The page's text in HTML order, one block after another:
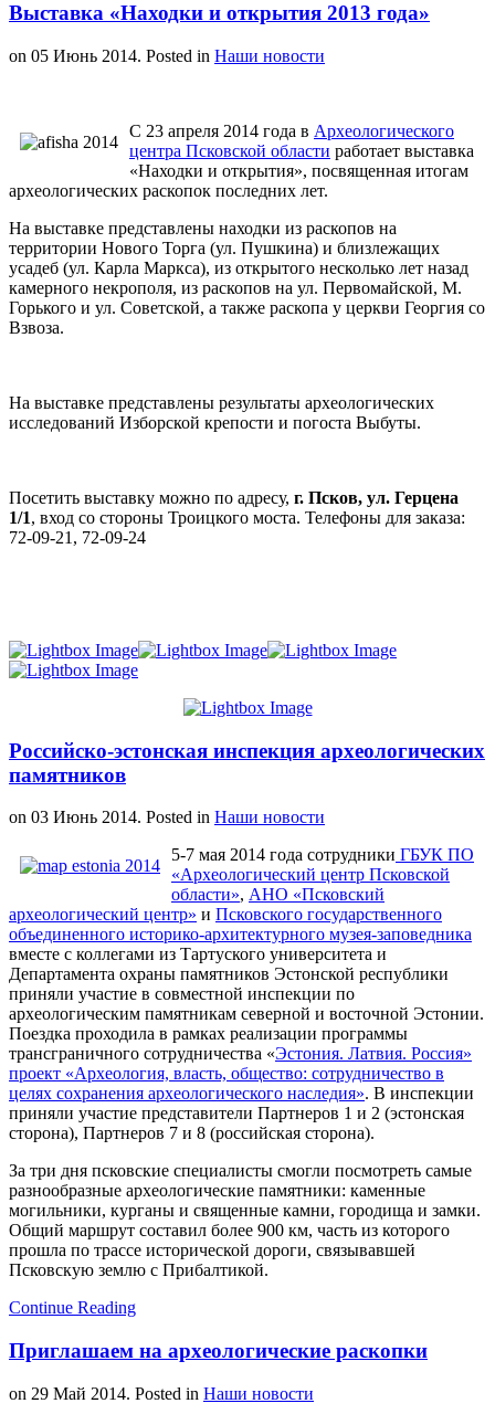
Выставка «Находки и открытия 2013 года»
on 05 Июнь 2014. Posted in Наши новости
С 23 апреля 2014 года в Археологического
центра Псковской области работает выставка
«Находки и открытия», посвященная итогам
археологических раскопок последних лет.
На выставке представлены находки из раскопов на
территории Нового Торга (ул. Пушкина) и близлежащих
усадеб (ул. Карла Маркса), из открытого несколько лет назад
камерного некрополя, из раскопов на ул. Первомайской, М.
Горького и ул. Советской, а также раскопа у церкви Георгия со
Взвоза.
На выставке представлены результаты археологических
исследований Изборской крепости и погоста Выбуты.
Посетить выставку можно по адресу, г. Псков, ул. Герцена
1/1, вход со стороны Троицкого моста. Телефоны для заказа:
72-09-21, 72-09-24
Российско-эстонская инспекция археологических
памятников
on 03 Июнь 2014. Posted in Наши новости
5-7 мая 2014 года сотрудники ГБУК ПО
«Археологический центр Псковской
области», АНО «Псковский
археологический центр» и Псковского государственного
объединенного историко-архитектурного музея-заповедника
вместе с коллегами из Тартуского университета и
Департамента охраны памятников Эстонской республики
приняли участие в совместной инспекции по
археологическим памятникам северной и восточной Эстонии.
Поездка проходила в рамках реализации программы
трансграничного сотрудничества «Эстония. Латвия. Россия»
проект «Археология, власть, общество: сотрудничество в
целях сохранения археологического наследия». В инспекции
приняли участие представители Партнеров 1 и 2 (эстонская
сторона), Партнеров 7 и 8 (российская сторона).
За три дня псковские специалисты смогли посмотреть самые
разнообразные археологические памятники: каменные
могильники, курганы и священные камни, городища и замки.
Общий маршрут составил более 900 км, часть из которого
прошла по трассе исторической дороги, связывавшей
Псковскую землю с Прибалтикой.
Continue Reading
Приглашаем на археологические раскопки
on 29 Май 2014. Posted in Наши новости